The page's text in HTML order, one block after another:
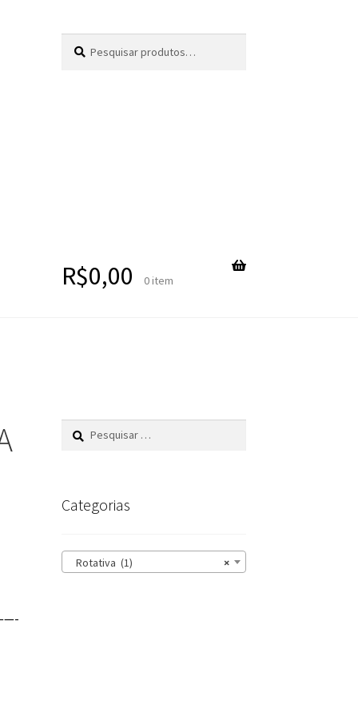
por:
R$0,00 0 item
Pesquisar
Categorias
×
Rotativa (1)